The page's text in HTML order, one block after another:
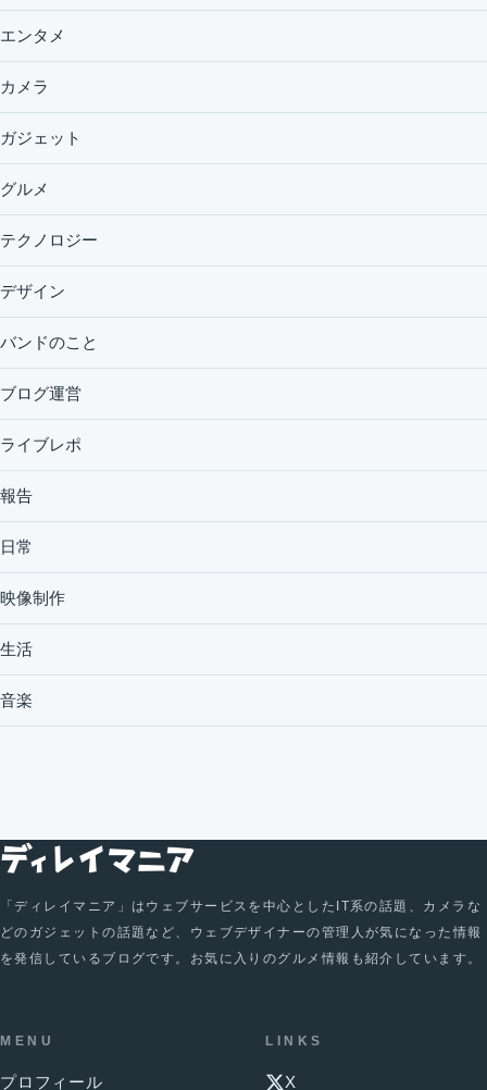
エンタメ
カメラ
ガジェット
グルメ
テクノロジー
デザイン
バンドのこと
ブログ運営
ライブレポ
報告
日常
映像制作
生活
音楽
「ディレイマニア」はウェブサービスを中心としたIT系の話題、カメラな
どのガジェットの話題など、ウェブデザイナーの管理人が気になった情報
を発信しているブログです。お気に入りのグルメ情報も紹介しています。
MENU
プロフィール
LINKS
X